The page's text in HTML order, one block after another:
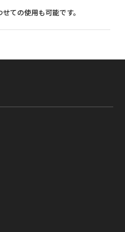
ての使用も可能です。